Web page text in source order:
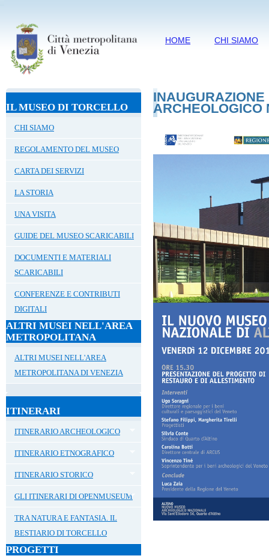
HOME CHI SIAMO
IL MUSEO DI TORCELLO
CHI SIAMO
REGOLAMENTO DEL MUSEO
CARTA DEI SERVIZI
LA STORIA
UNA VISITA
GUIDE DEL MUSEO SCARICABILI
DOCUMENTI E MATERIALI
SCARICABILI
CONFERENZE E CONTRIBUTI
DIGITALI
ALTRI MUSEI NELL'AREA
METROPOLITANA
ALTRI MUSEI NELL'AREA
METROPOLITANA DI VENEZIA
ITINERARI
ITINERARIO ARCHEOLOGICO
ITINERARIO ETNOGRAFICO
ITINERARIO STORICO
GLI ITINERARI DI OPENMUSEUM
TRA NATURA E FANTASIA. IL
BESTIARIO DI TORCELLO
PROGETTI
ARCHEOLOGICO